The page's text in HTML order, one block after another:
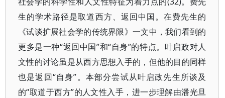
生的学术路径是取道西方、返回中国。在费先生的
《试谈扩展社会学的传统界限》一文中，我们看到的
更多是一种“返回中国”和“自身”的特点。叶启政对人
文性的讨论虽是从西方思想入手的，但他的目的同样
也是返回“自身”。本部分尝试从叶启政先生所谈及
的“取道于西方”的人文性入手，进一步理解由潘光旦